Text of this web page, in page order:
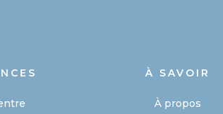
À SAVOIR
À propos